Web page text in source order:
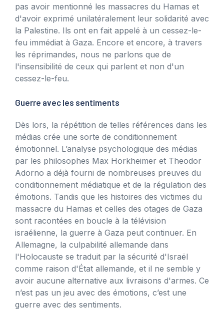
pas avoir mentionné les massacres du Hamas et
d'avoir exprimé unilatéralement leur solidarité avec
la Palestine. Ils ont en fait appelé à un cessez-le-
feu immédiat à Gaza. Encore et encore, à travers
les réprimandes, nous ne parlons que de
l'insensibilité de ceux qui parlent et non d'un
cessez-le-feu.
Guerre avec les sentiments
Dès lors, la répétition de telles références dans les
médias crée une sorte de conditionnement
émotionnel. L’analyse psychologique des médias
par les philosophes Max Horkheimer et Theodor
Adorno a déjà fourni de nombreuses preuves du
conditionnement médiatique et de la régulation des
émotions. Tandis que les histoires des victimes du
massacre du Hamas et celles des otages de Gaza
sont racontées en boucle à la télévision
israélienne, la guerre à Gaza peut continuer. En
Allemagne, la culpabilité allemande dans
l'Holocauste se traduit par la sécurité d'Israël
comme raison d'État allemande, et il ne semble y
avoir aucune alternative aux livraisons d'armes. Ce
n’est pas un jeu avec des émotions, c’est une
guerre avec des sentiments.